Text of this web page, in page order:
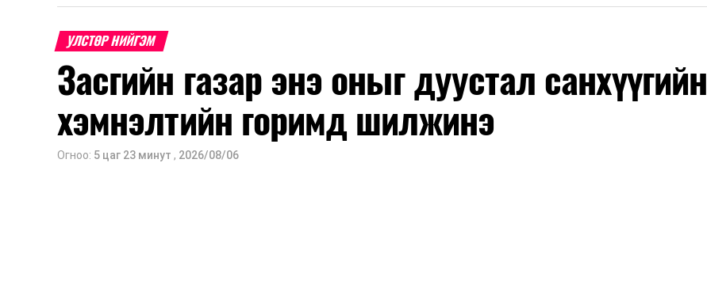
УЛСТӨР НИЙГЭМ
Засгийн газар энэ оныг дуустал санхүүгийн
хэмнэлтийн горимд шилжинэ
Огноо: 5 цаг 23 минут , 2026/08/06